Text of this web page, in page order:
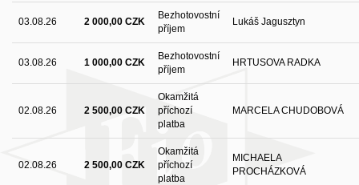
03.08.26 2 000,00 CZK
Bezhotovostní
příjem
Lukáš Jagusztyn
03.08.26 1 000,00 CZK
Bezhotovostní
příjem
HRTUSOVA RADKA
02.08.26 2 500,00 CZK
Okamžitá
příchozí
platba
MARCELA CHUDOBOVÁ
02.08.26 2 500,00 CZK
Okamžitá
příchozí
platba
MICHAELA
PROCHÁZKOVÁ